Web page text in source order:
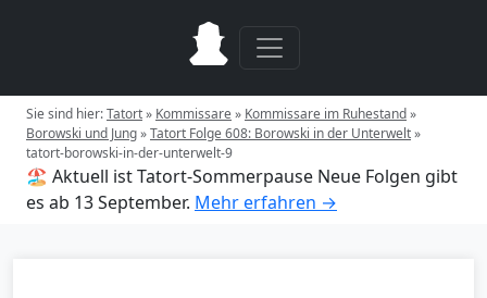
Sie sind hier:Tatort» Kommissare» Kommissare im Ruhestand»
Borowski und Jung»Tatort Folge 608: Borowski in der Unterwelt»
tatort-borowski-in-der-unterwelt-9
🏖️ Aktuell ist Tatort-Sommerpause Neue Folgen gibt
es ab 13 September. Mehr erfahren →